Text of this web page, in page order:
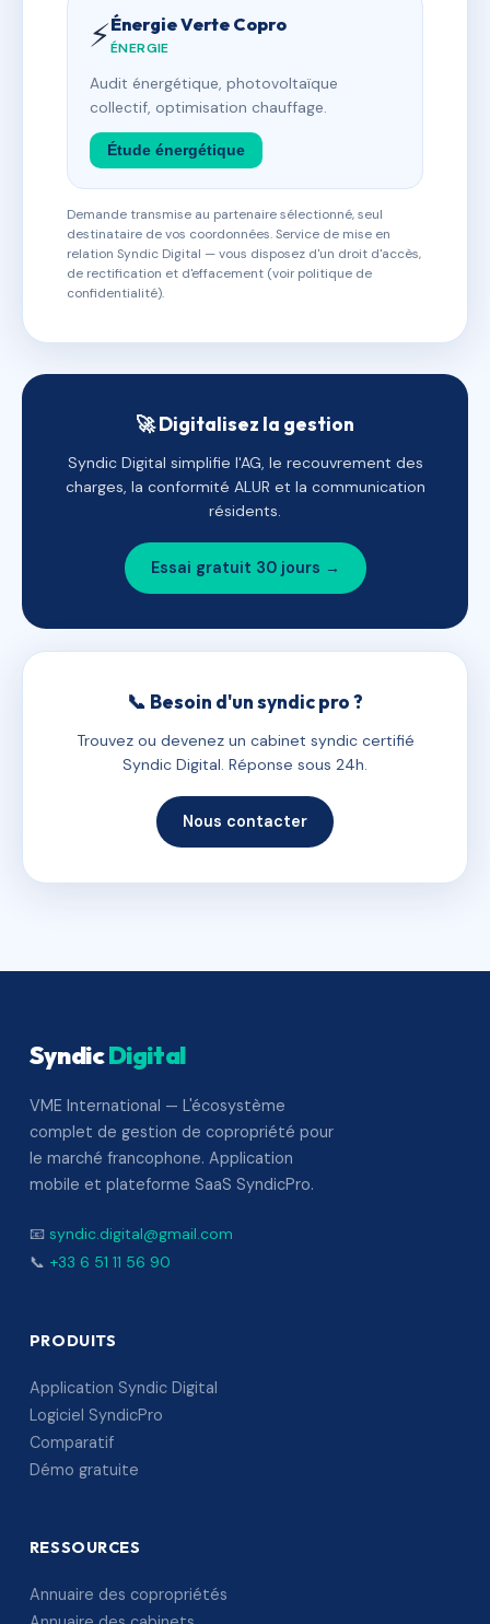
⚡Énergie Verte Copro
ÉNERGIE
Audit énergétique, photovoltaïque
collectif, optimisation chauffage.
Étude énergétique
Demande transmise au partenaire sélectionné, seul
destinataire de vos coordonnées. Service de mise en
relation Syndic Digital — vous disposez d'un droit d'accès,
de rectification et d'effacement (voir politique de
confidentialité).
🚀 Digitalisez la gestion
Syndic Digital simplifie l'AG, le recouvrement des
charges, la conformité ALUR et la communication
résidents.
Essai gratuit 30 jours →
📞 Besoin d'un syndic pro ?
Trouvez ou devenez un cabinet syndic certifié
Syndic Digital. Réponse sous 24h.
Nous contacter
SyndicDigital
VME International — L'écosystème
complet de gestion de copropriété pour
le marché francophone. Application
mobile et plateforme SaaS SyndicPro.
📧 syndic.digital@gmail.com
📞 +33 6 51 11 56 90
PRODUITS
Application Syndic Digital
Logiciel SyndicPro
Comparatif
Démo gratuite
RESSOURCES
Annuaire des copropriétés